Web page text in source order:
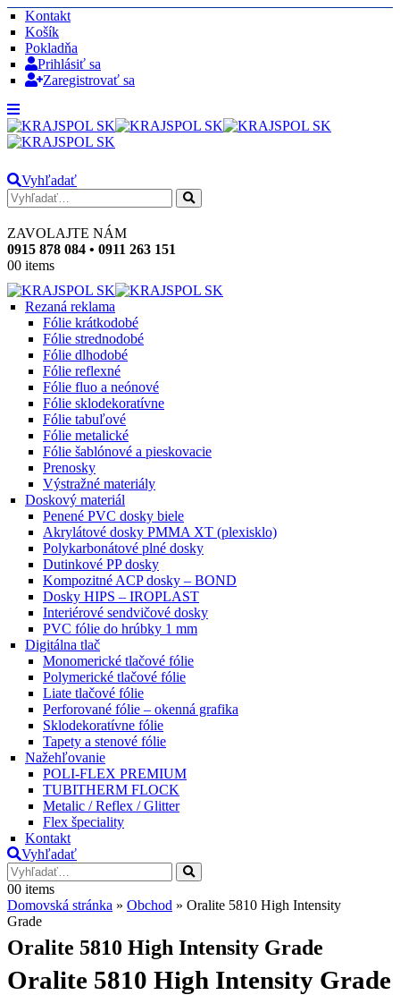
Kontakt
Košík
Pokladňa
Prihlásiť sa
Zaregistrovať sa
Vyhľadať
ZAVOLAJTE NÁM
0915 878 084 • 0911 263 151
00 items
Rezaná reklama
Fólie krátkodobé
Fólie strednodobé
Fólie dlhodobé
Fólie reflexné
Fólie fluo a neónové
Fólie sklodekoratívne
Fólie tabuľové
Fólie metalické
Fólie šablónové a pieskovacie
Prenosky
Výstražné materiály
Doskový materiál
Penené PVC dosky biele
Akrylátové dosky PMMA XT (plexisklo)
Polykarbonátové plné dosky
Dutinkové PP dosky
Kompozitné ACP dosky – BOND
Dosky HIPS – IROPLAST
Interiérové sendvičové dosky
PVC fólie do hrúbky 1 mm
Digitálna tlač
Monomerické tlačové fólie
Polymerické tlačové fólie
Liate tlačové fólie
Perforované fólie – okenná grafika
Sklodekoratívne fólie
Tapety a stenové fólie
Nažehľovanie
POLI-FLEX PREMIUM
TUBITHERM FLOCK
Metalic / Reflex / Glitter
Flex špeciality
Kontakt
Vyhľadať
00 items
Domovská stránka » Obchod » Oralite 5810 High Intensity
Grade
Oralite 5810 High Intensity Grade
Oralite 5810 High Intensity Grade